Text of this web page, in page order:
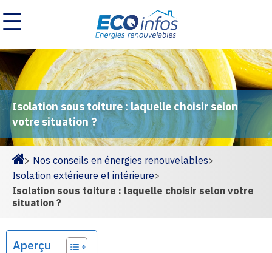
☰
Isolation sous toiture : laquelle choisir selon
votre situation ?
Homepage
> Nos conseils en énergies renouvelables>
Isolation extérieure et intérieure>
Isolation sous toiture : laquelle choisir selon votre
situation ?
Aperçu